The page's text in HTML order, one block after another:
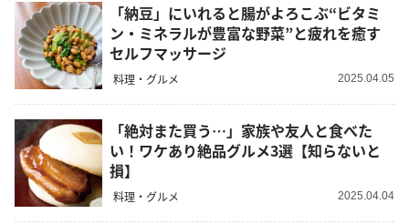
「納豆」にいれると腸がよろこぶ“ビタミ
ン・ミネラルが豊富な野菜”と疲れを癒す
セルフマッサージ
料理・グルメ 2025.04.05
「絶対また買う…」家族や友人と食べた
い！ワケあり絶品グルメ3選【知らないと
損】
料理・グルメ 2025.04.04